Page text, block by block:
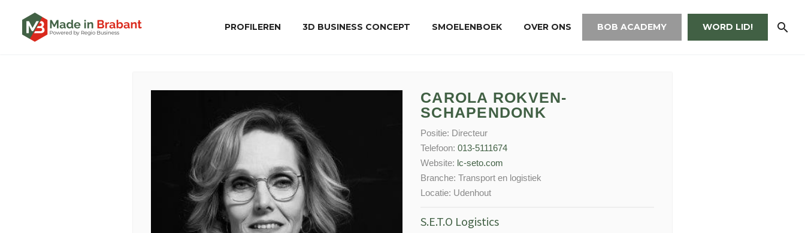
PROFILEREN 3D BUSINESS CONCEPT SMOELENBOEK OVER ONS BOB ACADEMY WORD LID!
CAROLA ROKVEN-
SCHAPENDONK
Positie: Directeur
Telefoon: 013-5111674
Website: lc-seto.com
Branche: Transport en logistiek
Locatie: Udenhout
S.E.T.O Logistics